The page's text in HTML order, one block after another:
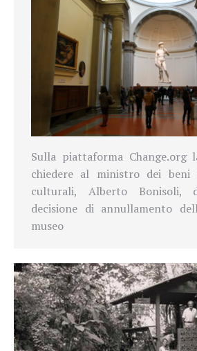
Sulla piattaforma Change.org
chiedere al ministro dei
culturali, Alberto Bonisoli,
decisione di annullamento
museo